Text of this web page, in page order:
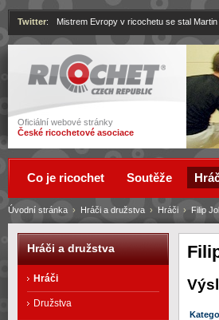
Ricochet
Oficiální webové stránky
České ricochetové asociace
Twitter: Mistrem Evropy v ricochetu se stal
Úvodní stránka › Hráči a družstva › Hráči › Filip
Co je ricochet Soutěže
Hráči a družstva
Hráči
Družstva